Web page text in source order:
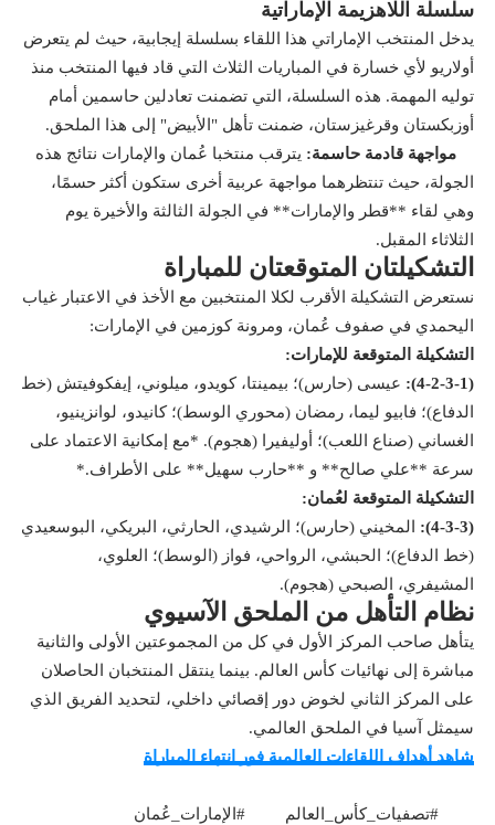
سلسلة اللاهزيمة الإماراتية
يدخل المنتخب الإماراتي هذا اللقاء بسلسلة إيجابية، حيث لم يتعرض
أولاريو لأي خسارة في المباريات الثلاث التي قاد فيها المنتخب منذ
توليه المهمة. هذه السلسلة، التي تضمنت تعادلين حاسمين أمام
أوزبكستان وقرغيزستان، ضمنت تأهل "الأبيض" إلى هذا الملحق.
مواجهة قادمة حاسمة: يترقب منتخبا عُمان والإمارات نتائج هذه
الجولة، حيث تنتظرهما مواجهة عربية أخرى ستكون أكثر حسمًا،
وهي لقاء **قطر والإمارات** في الجولة الثالثة والأخيرة يوم
الثلاثاء المقبل.
التشكيلتان المتوقعتان للمباراة
نستعرض التشكيلة الأقرب لكلا المنتخبين مع الأخذ في الاعتبار غياب
اليحمدي في صفوف عُمان، ومرونة كوزمين في الإمارات:
التشكيلة المتوقعة للإمارات:
(4-2-3-1):
عيسى (حارس)؛ بيمينتا، كويدو، ميلوني، إيفكوفيتش (خط
الدفاع)؛ فابيو ليما، رمضان (محوري الوسط)؛ كانيدو، لوانزينيو،
الغساني (صناع اللعب)؛ أوليفيرا (هجوم). *مع إمكانية الاعتماد على
سرعة **علي صالح** و **حارب سهيل** على الأطراف.*
التشكيلة المتوقعة لعُمان:
(4-3-3):
المخيني (حارس)؛ الرشيدي، الحارثي، البريكي، البوسعيدي
(خط الدفاع)؛ الحبشي، الرواحي، فواز (الوسط)؛ العلوي،
المشيفري، الصبحي (هجوم).
نظام التأهل من الملحق الآسيوي
يتأهل صاحب المركز الأول في كل من المجموعتين الأولى والثانية
مباشرة إلى نهائيات كأس العالم. بينما ينتقل المنتخبان الحاصلان
على المركز الثاني لخوض دور إقصائي داخلي، لتحديد الفريق الذي
سيمثل آسيا في الملحق العالمي.
شاهد أهداف اللقاءات العالمية فور انتهاء المباراة
#تصفيات_كأس_العالم
#الإمارات_عُمان